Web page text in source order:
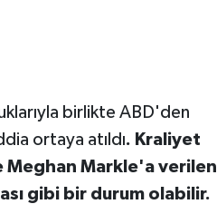
birlikte ABD'den
ortaya atıldı. Kraliyet
Meghan Markle'a verilen
gibi bir durum olabilir.